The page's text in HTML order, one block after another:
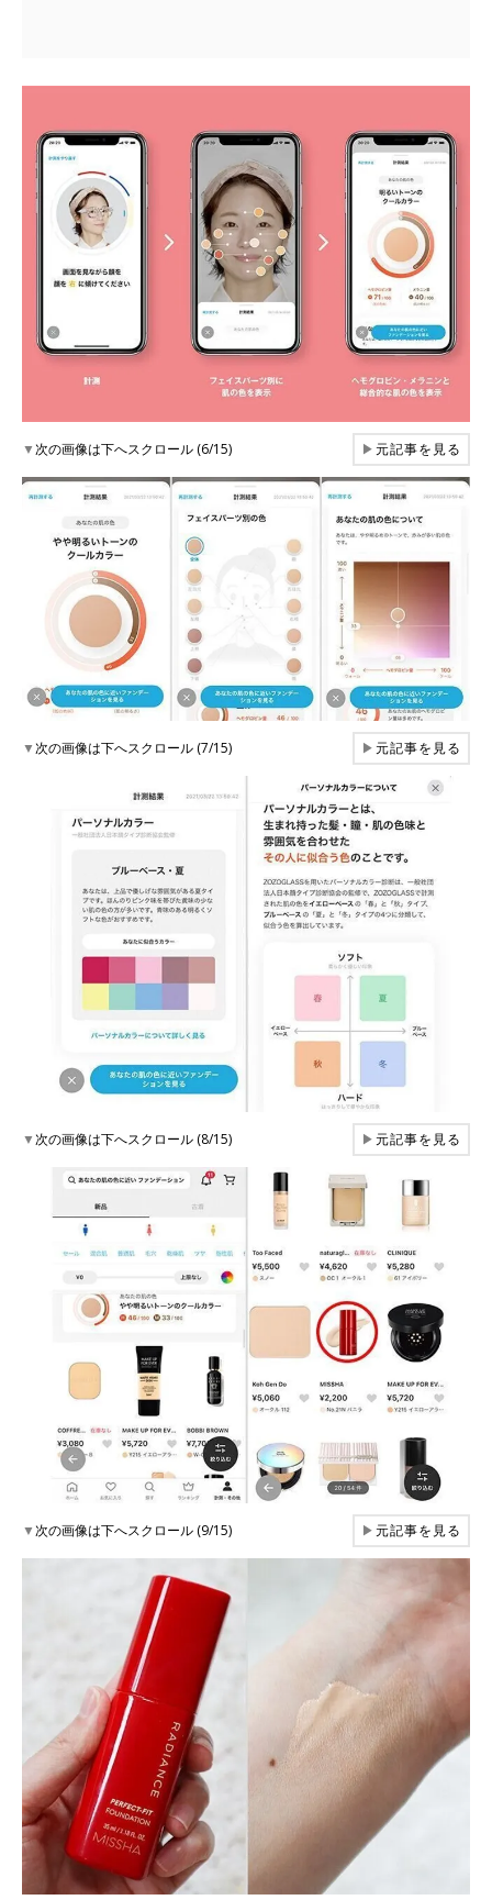
▼次の画像は下へスクロール (6/15) ▶元記事を見る
▼次の画像は下へスクロール (7/15) ▶元記事を見る
▼次の画像は下へスクロール (8/15) ▶元記事を見る
▼次の画像は下へスクロール (9/15) ▶元記事を見る